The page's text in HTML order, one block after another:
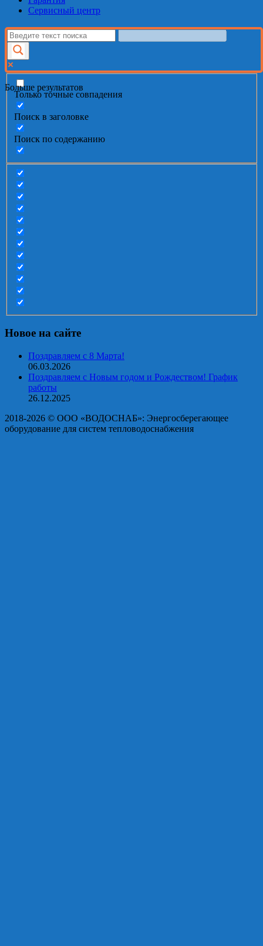
Сервисный центр
Больше результатов
Только точные совпадения
Поиск в заголовке
Поиск по содержанию
Новое на сайте
Поздравляем с 8 Марта!
06.03.2026
Поздравляем с Новым годом и Рождеством! График
работы
26.12.2025
2018-2026 © OOO «ВОДОСНАБ»: Энергосберегающее
оборудование для систем тепловодоснабжения